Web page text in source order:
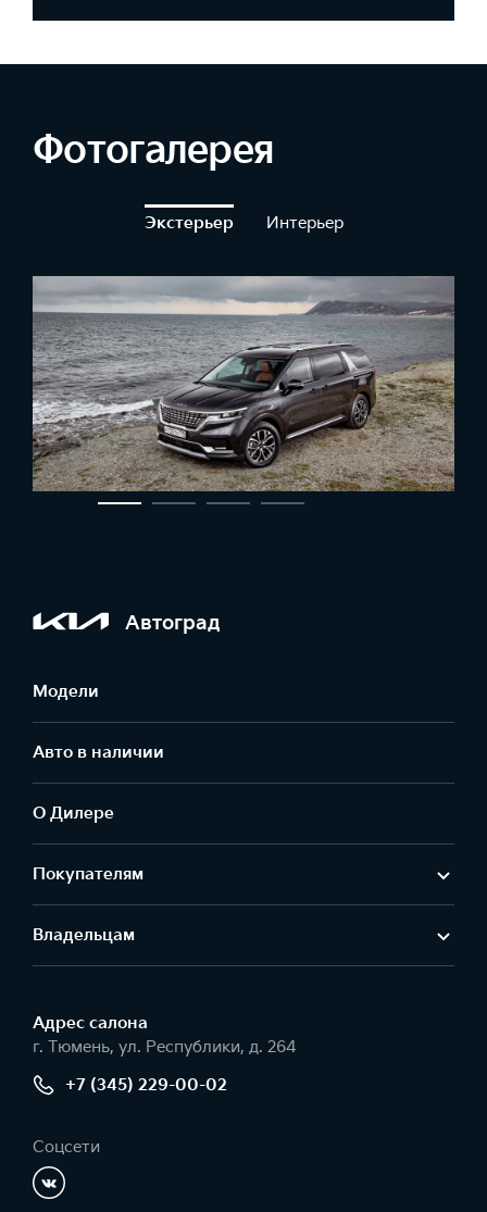
Фотогалерея
Экстерьер Интерьер
Автоград
Модели
Авто в наличии
О Дилере
Покупателям
Владельцам
Адрес салонa
г. Тюмень, ул. Республики, д. 264
+7 (345) 229-00-02
Соцсети